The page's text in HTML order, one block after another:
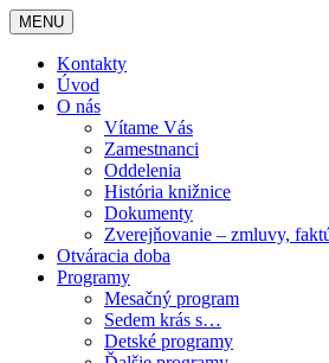
MENU
Kontakty
Úvod
O nás
Vítame Vás
Zamestnanci
Oddelenia
História knižnice
Dokumenty
Zverejňovanie – zmluvy,
Otváracia doba
Programy
Mesačný program
Sedem krás s…
Detské programy